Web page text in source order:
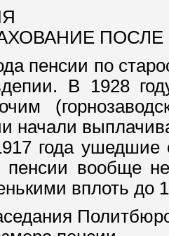
ПОСЛЕ
пенсии по
В 1928
начали
года
вообще
вплоть до